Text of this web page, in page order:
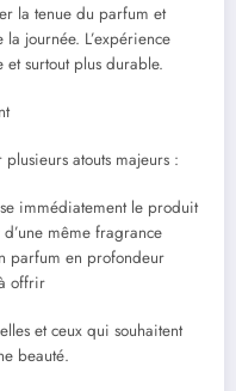
la tenue du parfum et
journée. L’expérience
surtout plus durable.
atouts majeurs :
immédiatement le produit
même fragrance
parfum en profondeur
offrir
et ceux qui souhaitent
beauté.